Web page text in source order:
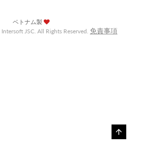
ベトナム製
JSC. All Rights Reserved. 免責事項